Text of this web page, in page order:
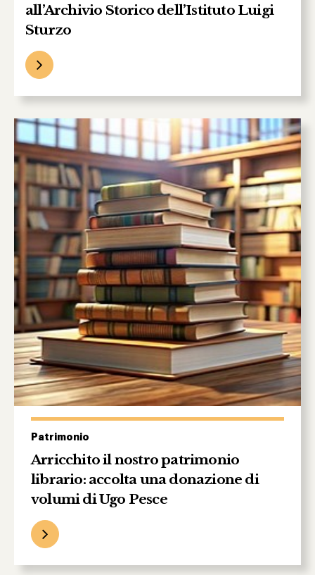
all’Archivio Storico dell’Istituto Luigi
Sturzo
Patrimonio
Arricchito il nostro patrimonio
librario: accolta una donazione di
volumi di Ugo Pesce